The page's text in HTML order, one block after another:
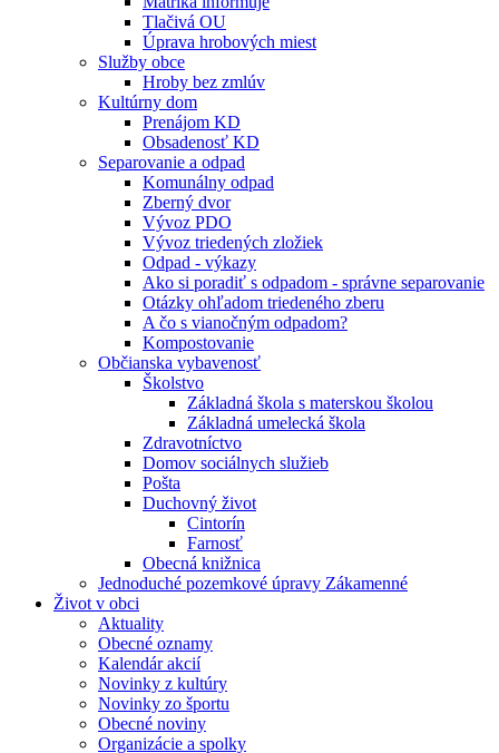
Tlačivá OU
Úprava hrobových miest
Služby obce
Hroby bez zmlúv
Kultúrny dom
Prenájom KD
Obsadenosť KD
Separovanie a odpad
Komunálny odpad
Zberný dvor
Vývoz PDO
Vývoz triedených zložiek
Odpad - výkazy
Ako si poradiť s odpadom - správne separovanie
Otázky ohľadom triedeného zberu
A čo s vianočným odpadom?
Kompostovanie
Občianska vybavenosť
Školstvo
Základná škola s materskou školou
Základná umelecká škola
Zdravotníctvo
Domov sociálnych služieb
Pošta
Duchovný život
Cintorín
Farnosť
Obecná knižnica
Jednoduché pozemkové úpravy Zákamenné
Život v obci
Aktuality
Obecné oznamy
Kalendár akcií
Novinky z kultúry
Novinky zo športu
Obecné noviny
Organizácie a spolky